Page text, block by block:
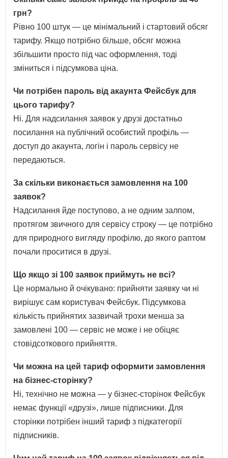
грн?
Рівно 100 штук — це мінімальний і стартовий обсяг
тарифу. Якщо потрібно більше, обсяг можна
збільшити просто під час оформлення, тоді
зміниться і підсумкова ціна.
Чи потрібен пароль від акаунта Фейсбук для
цього тарифу?
Ні. Для надсилання заявок у друзі достатньо
посилання на публічний особистий профіль —
доступ до акаунта, логін і пароль сервісу не
передаються.
За скільки виконається замовлення на 100
заявок?
Надсилання йде поступово, а не одним залпом,
протягом звичного для сервісу строку — це потрібно
для природного вигляду профілю, до якого раптом
почали проситися в друзі.
Що якщо зі 100 заявок приймуть не всі?
Це нормально й очікувано: прийняти заявку чи ні
вирішує сам користувач Фейсбук. Підсумкова
кількість прийнятих зазвичай трохи менша за
замовлені 100 — сервіс не може і не обіцяє
стовідсоткового прийняття.
Чи можна на цей тариф оформити замовлення
на бізнес-сторінку?
Ні, технічно не можна — у бізнес-сторінок Фейсбук
немає функції «друзі», лише підписники. Для
сторінки потрібен інший тариф з підкатегорії
підписників.